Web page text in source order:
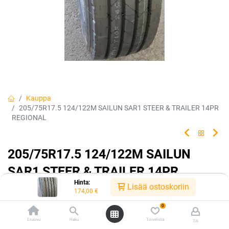
Hinta:
174,00 € Lisää ostoskoriin
Etusivu Haku
0
Toivelista Tili
Kauppa
205/75R17.5 124/122M SAILUN SAR1 STEER & TRAILER 14PR
REGIONAL
205/75R17.5 124/122M SAILUN
SAR1 STEER & TRAILER 14PR
REGIONAL
6959655465204 Tuotekoodi:221761
174,00€